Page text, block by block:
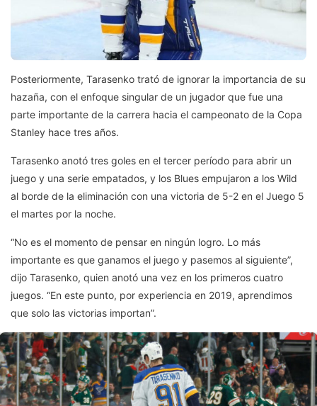
Posteriormente, Tarasenko trató de ignorar la importancia de su
hazaña, con el enfoque singular de un jugador que fue una
parte importante de la carrera hacia el campeonato de la Copa
Stanley hace tres años.
Tarasenko anotó tres goles en el tercer período para abrir un
juego y una serie empatados, y los Blues empujaron a los Wild
al borde de la eliminación con una victoria de 5-2 en el Juego 5
el martes por la noche.
“No es el momento de pensar en ningún logro. Lo más
importante es que ganamos el juego y pasemos al siguiente”,
dijo Tarasenko, quien anotó una vez en los primeros cuatro
juegos. “En este punto, por experiencia en 2019, aprendimos
que solo las victorias importan”.